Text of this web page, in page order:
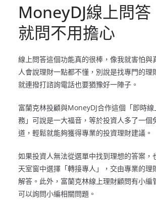
MoneyDJ線上問答
就問不用擔心
線上問答這個功能真的很棒，像我就害怕與
人會說理財一點都不懂，別說是找專門的理
就連撥打諮詢電話也要猶豫好一陣子。
富蘭克林投顧與MoneyDJ合作這個「即時
務」可說是一大福音，等於投資人多了一個
道，輕鬆就能夠獲得專業的投資理財建議。
如果投資人無法從選單中找到理想的答案，
天室窗中選擇「轉接專人」，交由專業的理
解答。此外，富蘭克林線上理財顧問有小編
可以詢問小編相關問題。